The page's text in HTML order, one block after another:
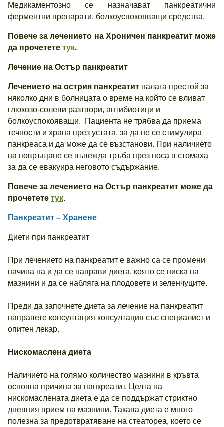
Медикаментозно се назначават панкреатични
ферментни препарати, болкоуспокояващи средства.
Повече за лечението на Хроничен панкреатит може
да прочетете тук.
Лечение на Остър панкреатит
Лечението на острия панкреатит налага престой за
няколко дни в болницата о време на който се вливат
глюкозо-солеви разтвори, антибиотици и
болкоуспокояващи. Пациента не трябва да приема
течности и храна през устата, за да не се стимулира
панкреаса и да може да се възстанови. При наличието
на повръщане се въвежда тръба през носа в стомаха
за да се евакуира неговото съдържание.
Повече за лечението на Остър панкреатит може да
прочетете тук.
Панкреатит – Хранене
Диети при панкреатит
При лечението на панкреатит е важно са се промени
начина на и да се направи диета, която се ниска на
мазнини и да се набляга на плодовете и зеленчуците.
Преди да започнете диета за лечение на панкреатит
направете консултация консултация със специалист и
опитен лекар.
Нискомаслена диета
Наличието на голямо количество мазнини в кръвта
основна причина за панкреатит. Целта на
нискомаслената диета е да се поддържат стриктно
дневния прием на мазнини. Такава диета е много
полезна за предотвратяване на стеатореа, което се